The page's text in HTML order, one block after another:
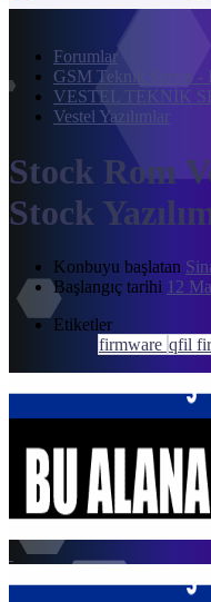
Forumlar
GSM Teknik Servis
VESTEL TEKNİK
Vestel Yazılımlar
Stock Rom
Stock
Konbuyu başlatan
Başlangıç tarihi 12
Etiketler
firmware qfil